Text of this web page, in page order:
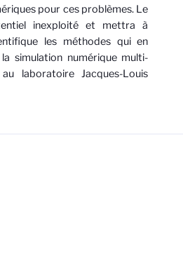
pour ces problèmes. Le
inexploité et mettra à
les méthodes qui en
simulation numérique multi-
laboratoire Jacques-Louis